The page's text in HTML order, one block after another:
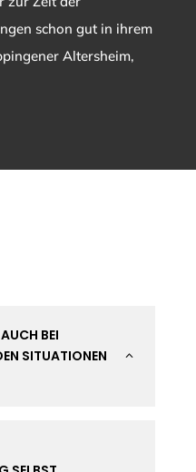
schon gut in ihrem
Altersheim,
2
BEI
SITUATIONEN